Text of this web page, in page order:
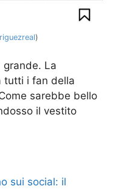
)
grande. La
tutti i fan della
sarebbe bello
il vestito
sui social: il